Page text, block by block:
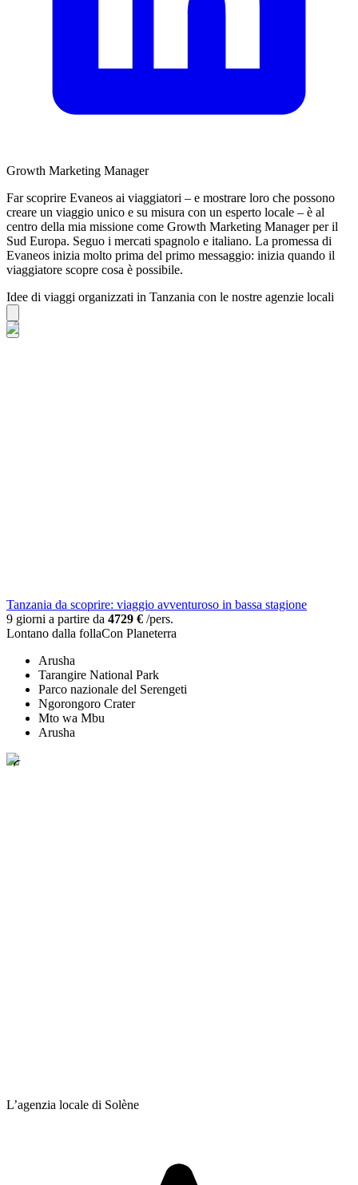
Growth Marketing Manager
Far scoprire Evaneos ai viaggiatori – e mostrare loro che possono
creare un viaggio unico e su misura con un esperto locale – è al
centro della mia missione come Growth Marketing Manager per il
Sud Europa. Seguo i mercati spagnolo e italiano. La promessa di
Evaneos inizia molto prima del primo messaggio: inizia quando il
viaggiatore scopre cosa è possibile.
Idee di viaggi organizzati in Tanzania con le nostre agenzie locali
Tanzania da scoprire: viaggio avventuroso in bassa stagione
9 giorni a partire da 4729 € /pers.
Lontano dalla follaCon Planeterra
Arusha
Tarangire National Park
Parco nazionale del Serengeti
Ngorongoro Crater
Mto wa Mbu
Arusha
L’agenzia locale di Solène